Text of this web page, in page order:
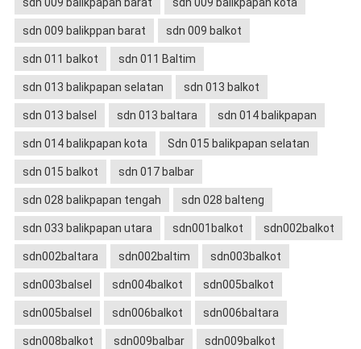
sdn 009 balikpapan barat sdn 009 balikpapan kota
sdn 009 balikppan barat sdn 009 balkot
sdn 011 balkot sdn 011 Baltim
sdn 013 balikpapan selatan sdn 013 balkot
sdn 013 balsel sdn 013 baltara sdn 014 balikpapan
sdn 014 balikpapan kota Sdn 015 balikpapan selatan
sdn 015 balkot sdn 017 balbar
sdn 028 balikpapan tengah sdn 028 balteng
sdn 033 balikpapan utara sdn001balkot sdn002balkot
sdn002baltara sdn002baltim sdn003balkot
sdn003balsel sdn004balkot sdn005balkot
sdn005balsel sdn006balkot sdn006baltara
sdn008balkot sdn009balbar sdn009balkot